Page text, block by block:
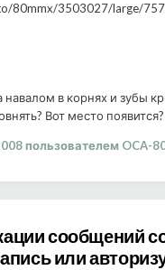
80mmx/3503027/large/
в корнях и зубы
Вот место появится?
пользователем OCA-
сообщений
или